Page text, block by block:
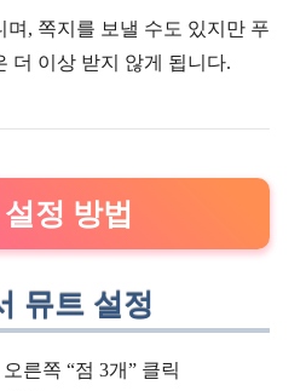
며, 쪽지를 보낼 수도 있지만 푸
더 이상 받지 않게 됩니다.
정 방법
뮤트 설정
른쪽 “점 3개” 클릭